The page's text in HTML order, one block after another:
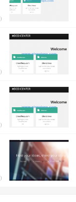
)
)
)
)